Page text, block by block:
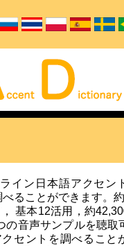
イン日本語アクセン
ることができます。
基本12活用，約
の音声サンプルを聴取
セントを調べること